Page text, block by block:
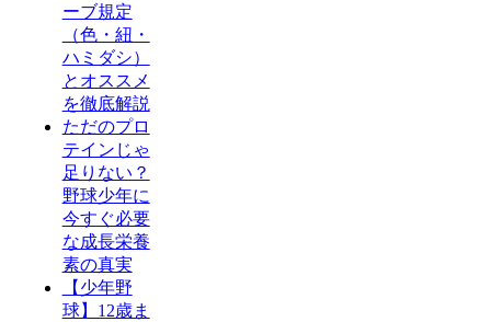
ーブ規定
（色・紐・
ハミダシ）
とオススメ
を徹底解説
ただのプロ
テインじゃ
足りない？
野球少年に
今すぐ必要
な成長栄養
素の真実
【少年野
球】12歳ま